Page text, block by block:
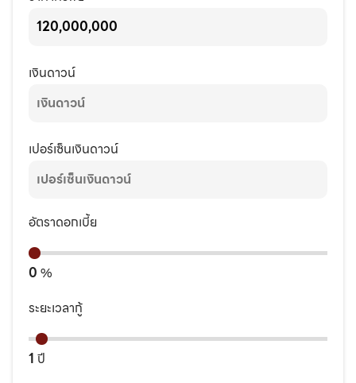
เงินดาวน์
เปอร์เซ็นเงินดาวน์
อัตราดอกเบี้ย
0 %
ระยะเวลากู้
1 ปี